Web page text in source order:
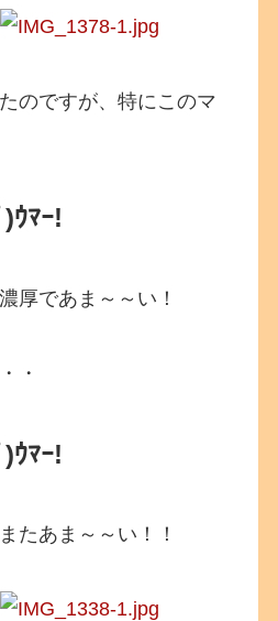
のですが、特にこのマ
ｳﾏｰ!
厚であま～～い！
・
ｳﾏｰ!
たあま～～い！！